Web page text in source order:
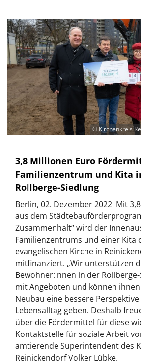
© Kirchenkreis
3,8 Millionen Euro
Familienzentrum und Kita
Rollberge-Siedlung
Berlin, 02. Dezember 2022. Mit
aus dem
Zusammenhalt“ wird der
Familienzentrums und einer Kita
evangelischen Kirche in
mitfinanziert. „Wir unterstützen
Bewohner:innen in der
mit Angeboten und können
Neubau eine bessere
Lebensalltag geben. Deshalb
über die Fördermittel für diese
Kontaktstelle für soziale Arbeit
amtierende Superintendent des
Reinickendorf Volker Lübke.